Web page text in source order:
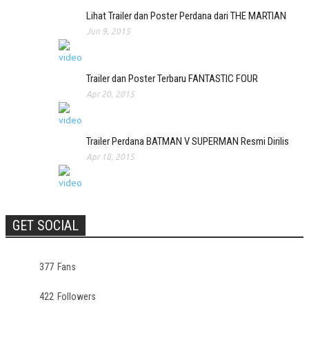
Lihat Trailer dan Poster Perdana dari THE MARTIAN
Jun 9, 2015
Trailer dan Poster Terbaru FANTASTIC FOUR
Apr 20, 2015
Trailer Perdana BATMAN V SUPERMAN Resmi Dirilis
Apr 18, 2015
GET SOCIAL
377 Fans
422 Followers